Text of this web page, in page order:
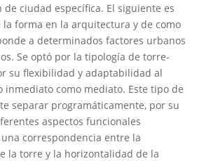
de ciudad específica. El siguiente es
forma en la arquitectura y de como
a determinados factores urbanos
Se optó por la tipología de torre-
su flexibilidad y adaptabilidad al
inmediato como mediato. Este tipo de
separar programáticamente, por su
aspectos funcionales
correspondencia entre la
la torre y la horizontalidad de la